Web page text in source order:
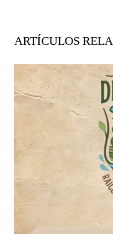
ARTÍCULOS